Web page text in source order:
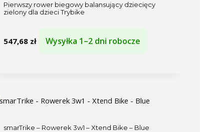
Pierwszy rower biegowy balansujący dziecięcy
zielony dla dzieci Trybike
547,68 zł Wysyłka 1–2 dni robocze
smarTrike – Rowerek 3w1 – Xtend Bike – Blue